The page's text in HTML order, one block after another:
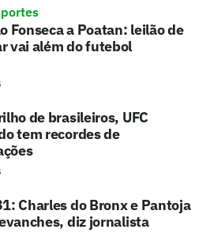
Fonseca a Poatan: leilão de
vai além do futebol
de brasileiros, UFC
tem recordes de
Charles do Bronx e Pantoja
diz jornalista